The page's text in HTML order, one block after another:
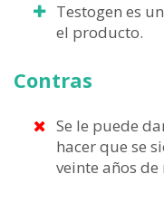
Testogen es
el producto.
Contras
Se le puede
hacer que se
veinte años de